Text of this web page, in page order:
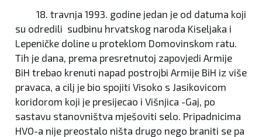
18. travnja 1993. godine jedan je od datuma koji
su odredili sudbinu hrvatskog naroda Kiseljaka i
Lepeničke doline u proteklom Domovinskom ratu.
Tih je dana, prema presretnutoj zapovjedi Armije
BiH trebao krenuti napad postrojbi Armije BiH iz više
pravaca, a cilj je bio spojiti Visoko s Jasikovicom
koridorom koji je presijecao i Višnjica -Gaj, po
sastavu stanovništva mješoviti selo. Pripadnicima
HVO-a nije preostalo ništa drugo nego braniti se pa